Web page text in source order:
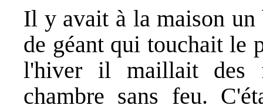
Il y avait à la maison un
de géant qui touchait le
l'hiver il maillait des
chambre sans feu.